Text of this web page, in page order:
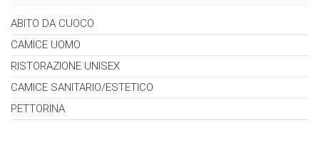
ABITO DA CUOCO
CAMICE UOMO
RISTORAZIONE UNISEX
CAMICE SANITARIO/ESTETICO
PETTORINA